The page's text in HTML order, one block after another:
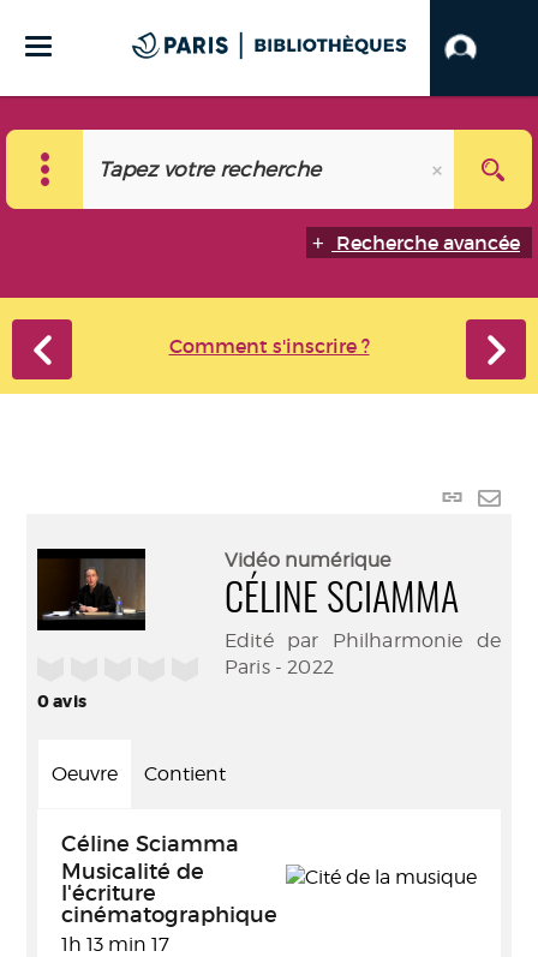
Recherche avancée
Comment s'inscrire ?
Lien
0avis
Vidéo numérique
CÉLINE SCIAMMA
Edité par Philharmonie de
Paris - 2022
Oeuvre Contient
Céline Sciamma
Musicalité de
l'écriture
cinématographique
1h 13 min 17